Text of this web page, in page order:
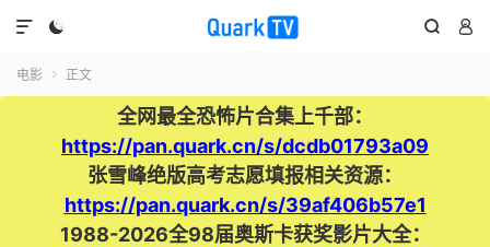
  

电影  正文
全网最全恐怖片合集上千部：
https://pan.quark.cn/s/dcdb01793a09
张雪峰绝版高考志愿填报相关资源：
https://pan.quark.cn/s/39af406b57e1
1988-2026全98届奥斯卡获奖影片大全：